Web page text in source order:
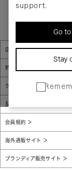
support.
Go
Stay
お問い合わせ
当店について
店舗一覧
特定商取引法に基づく表示
グローバルプライバシーポリ
反社会的勢力に対する基本方
会員規約
海外通販サイト
ブランディア販売サイト